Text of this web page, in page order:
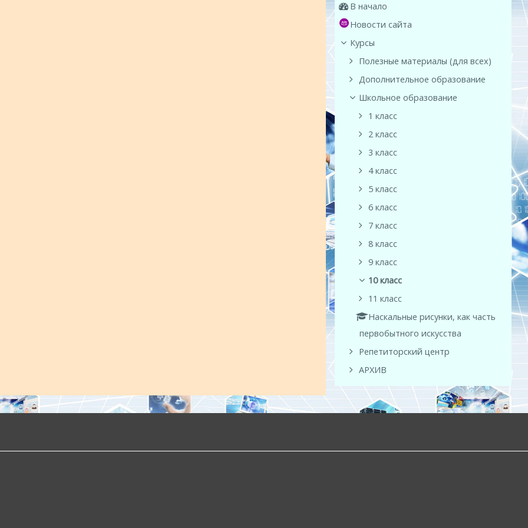
В начало
Новости сайта
Курсы
Полезные материалы (для всех)
Дополнительное образование
Школьное образование
1 класс
2 класс
3 класс
4 класс
5 класс
6 класс
7 класс
8 класс
9 класс
10 класс
11 класс
Наскальные рисунки, как часть
первобытного искусства
Репетиторский центр
АРХИВ